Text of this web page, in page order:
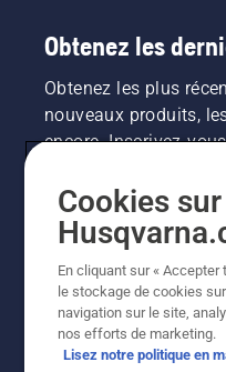
Obtenez les
Obtenez les plus
nouveaux produits,
encore. Inscrivez-
Cookies
En cliquant sur «
le stockage de cookies
navigation sur le site,
nos efforts de marketing.
Lisez notre politique en